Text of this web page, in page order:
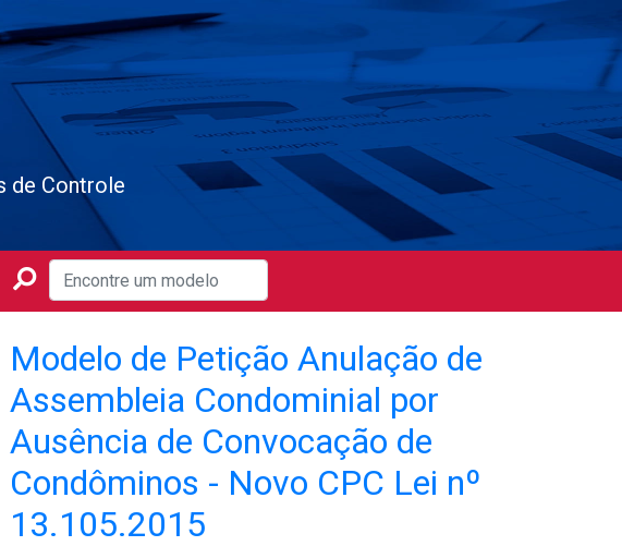
de Controle
Modelo de Petição Anulação de
Assembleia Condominial por
Ausência de Convocação de
Condôminos - Novo CPC Lei nº
13.105.2015